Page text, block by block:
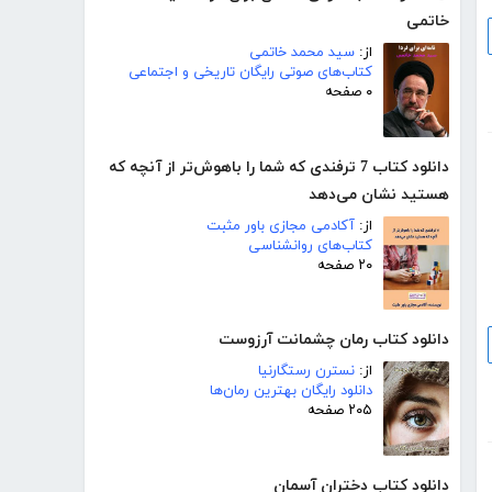
خاتمی
از: سید محمد خاتمی
کتاب‌های صوتی رایگان تاریخی و اجتماعی
۰ صفحه
دانلود کتاب 7 ترفندی که شما را باهوش‌‌تر از آنچه که
هستید نشان می‌دهد
از: آکادمی مجازی باور مثبت
کتاب‌های روانشناسی
۲۰ صفحه
دانلود کتاب رمان چشمانت آرزوست
از: نسترن رستگارنیا
دانلود رایگان بهترین رمان‌ها
۲۰۵ صفحه
دانلود کتاب دختران آسمان